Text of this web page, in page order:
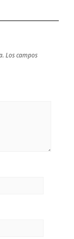
Los campos